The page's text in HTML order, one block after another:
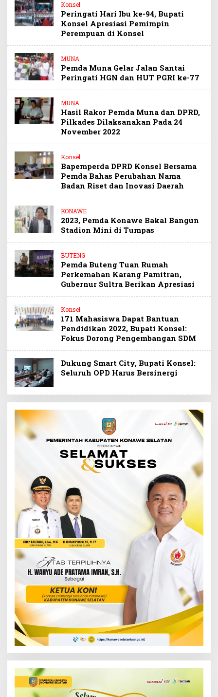
Konsel
Peringati Hari Ibu ke-94, Bupati
Konsel Apresiasi Pemimpin
Perempuan di Konsel
MUNA
Pemda Muna Gelar Jalan Santai
Peringati HGN dan HUT PGRI ke-77
MUNA
Hasil Rakor Pemda Muna dan DPRD,
Pilkades Dilaksanakan Pada 24
November 2022
Konsel
Bapemperda DPRD Konsel Bersama
Pemda Bahas Perubahan Nama
Badan Riset dan Inovasi Daerah
KONAWE
2023, Pemda Konawe Bakal Bangun
Stadion Mini di Tumpas
BUTENG
Pemda Buteng Tuan Rumah
Perkemahan Karang Pamitran,
Gubernur Sultra Berikan Apresiasi
Konsel
171 Mahasiswa Dapat Bantuan
Pendidikan 2022, Bupati Konsel:
Fokus Dorong Pengembangan SDM
Dukung Smart City, Bupati Konsel:
Seluruh OPD Harus Bersinergi